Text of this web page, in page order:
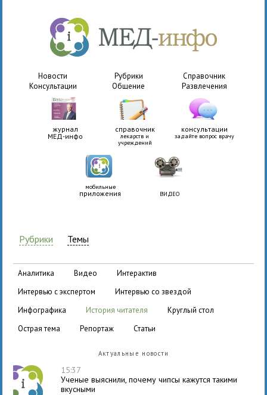
Новости Рубрики
Справочник
Консультации
Общение Развлечения
журнал
МЕД-инфо
справочник
лекарств и
учреждений
консультации
задайте вопрос врачу
мобильные
приложения ВИДЕО
Рубрики Темы
аналитика видео
интерактив
интервью с экспертом
интервью со звездой
инфографика
история читателя
круглый стол
острая тема
репортаж статьи
Актуальные новости
15:37
Ученые выяснили, почему чипсы кажутся такими
вкусными